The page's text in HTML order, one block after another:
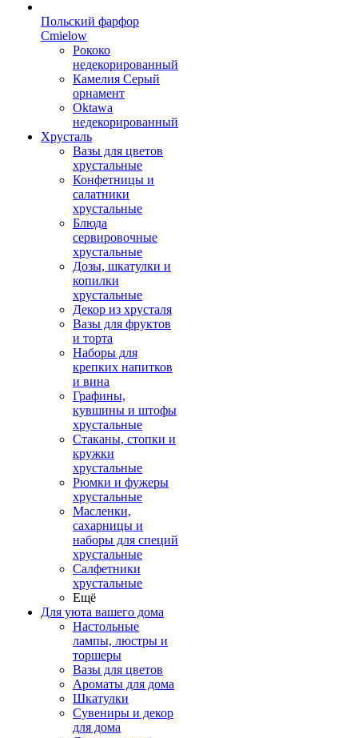
Польский фарфор
Сmielow
Рококо
недекорированный
Камелия Серый
орнамент
Oktawa
недекорированный
Хрусталь
Вазы для цветов
хрустальные
Конфетницы и
салатники
хрустальные
Блюда
сервировочные
хрустальные
Дозы, шкатулки и
копилки
хрустальные
Декор из хрусталя
Вазы для фруктов
и торта
Наборы для
крепких напитков
и вина
Графины,
кувшины и штофы
хрустальные
Стаканы, стопки и
кружки
хрустальные
Рюмки и фужеры
хрустальные
Масленки,
сахарницы и
наборы для специй
хрустальные
Салфетники
хрустальные
Ещё
Для уюта вашего дома
Настольные
лампы, люстры и
торшеры
Вазы для цветов
Ароматы для дома
Шкатулки
Сувениры и декор
для дома